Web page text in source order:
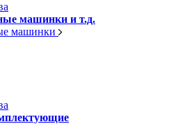
машинки и т.д.
машинки